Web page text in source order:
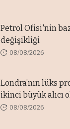
Petrol Ofisi'nin
değişikliği
08/08/2026
Londra’nın lüks
ikinci büyük alıcı
08/08/2026